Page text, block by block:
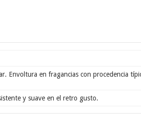
Envoltura en fragancias con procedencia
y suave en el retro gusto.